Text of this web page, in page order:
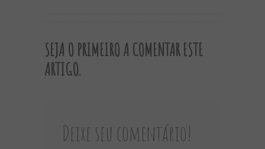
SEJA O PRIMEIRO A COMENTAR ESTE
ARTIGO.
Deixe seu comentário!